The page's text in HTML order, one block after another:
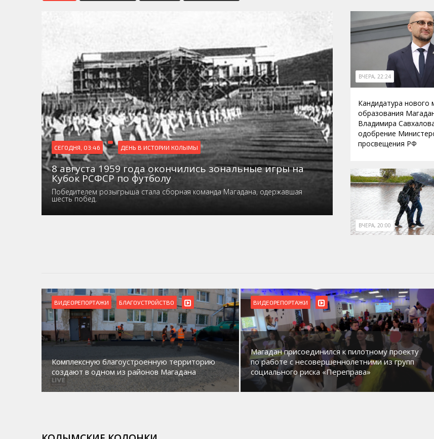
СЕГОДНЯ, 03:46 ДЕНЬ В ИСТОРИИ КОЛЫМЫ
8 августа 1959 года окончились зональные игры на
Кубок РСФСР по футболу
Победителем розыгрыша стала сборная команда Магадана, одержавшая
шесть побед.
ВЧЕРА, 22:24
Кандидатура нового
образования
Владимира
одобрение
просвещения РФ
ВЧЕРА, 20:00
ВИДЕОРЕПОРТАЖИ БЛАГОУСТРОЙСТВО
Комплексную благоустроенную территорию
создают в одном из районов Магадана
ВИДЕОРЕПОРТАЖИ
Магадан присоединился к пилотному проекту
по работе с несовершеннолетними из групп
социального риска «Переправа»